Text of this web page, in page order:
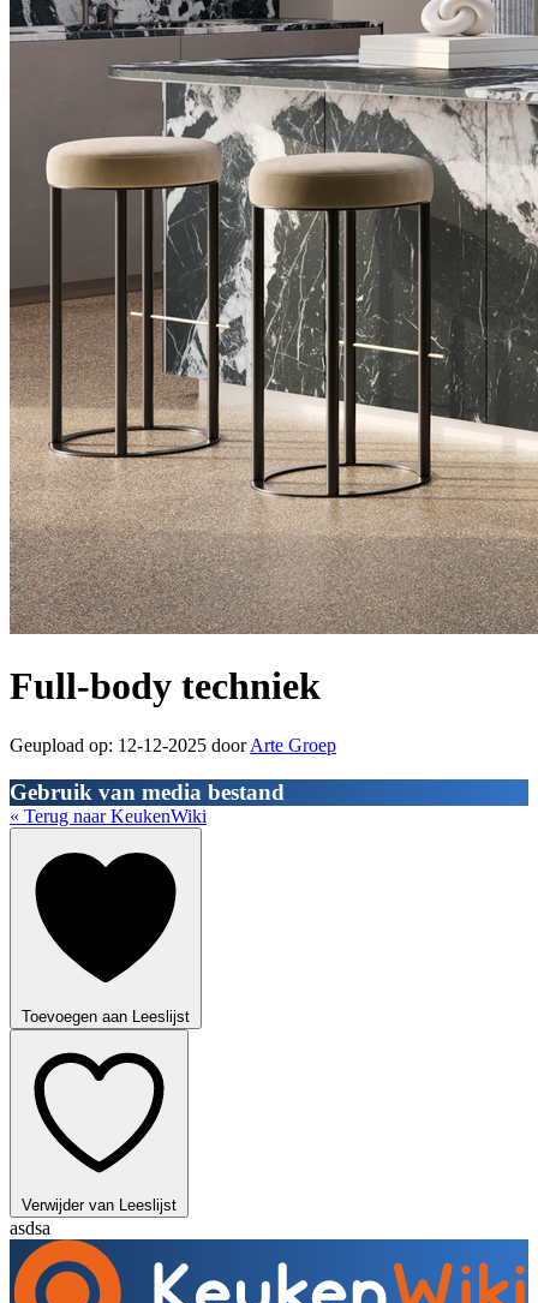
Full-body techniek
Geupload op: 12-12-2025 doorArte Groep
Gebruik van media bestand
« Terug naar KeukenWiki
Toevoegen aan Leeslijst
Verwijder van Leeslijst
asdsa